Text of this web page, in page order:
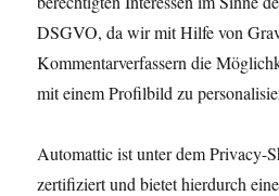
DSGVO, da wir mit Hilfe von
Kommentarverfassern die
mit einem Profilbild zu
Automattic ist unter dem Privacy-
zertifiziert und bietet hierdurch